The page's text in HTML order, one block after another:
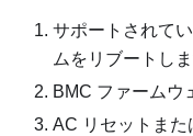
サポートされて
ムをリブートしま
BMC ファームウ
AC リセットまた